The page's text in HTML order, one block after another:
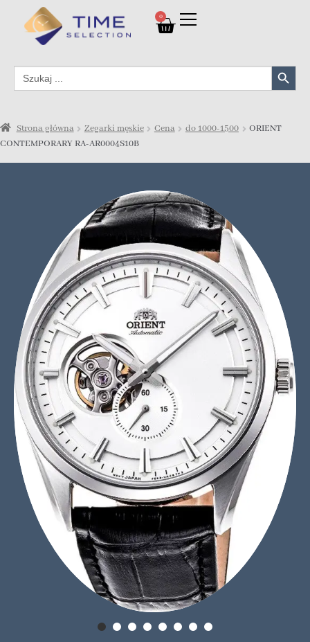
0
Search
for:
Search Button
Strona główna Zegarki męskie Cena do 1000-1500
ORIENT
CONTEMPORARY RA-AR0004S10B